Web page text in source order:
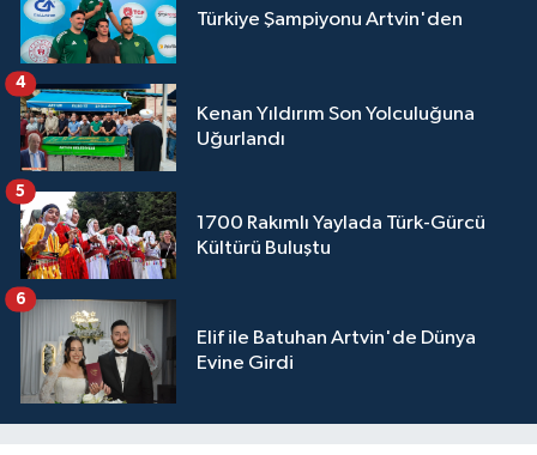
Türkiye Şampiyonu Artvin'den
Kenan Yıldırım Son Yolculuğuna
Uğurlandı
4
1700 Rakımlı Yaylada Türk-Gürcü
Kültürü Buluştu
5
Elif ile Batuhan Artvin'de Dünya
Evine Girdi
6